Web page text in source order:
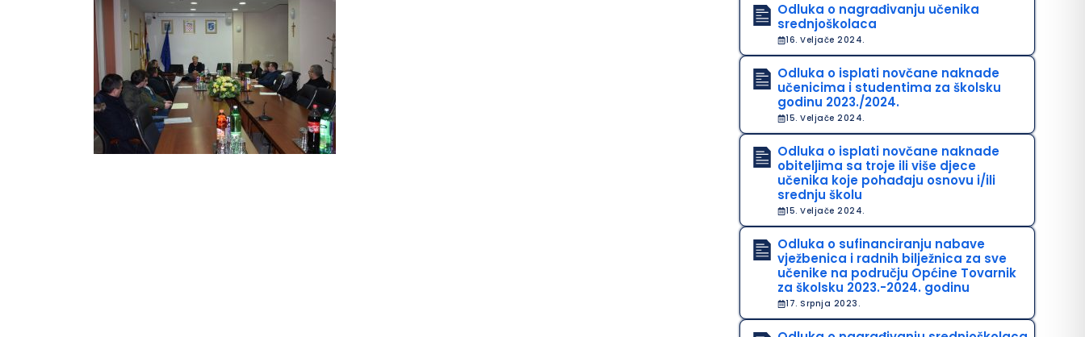
Odluka o nagrađivanju učenika
srednjoškolaca
16. Veljače 2024.
Odluka o isplati novčane naknade
učenicima i studentima za školsku
godinu 2023./2024.
15. Veljače 2024.
Odluka o isplati novčane naknade
obiteljima sa troje ili više djece
učenika koje pohađaju osnovu i/ili
srednju školu
15. Veljače 2024.
Odluka o sufinanciranju nabave
vježbenica i radnih bilježnica za sve
učenike na području Općine Tovarnik
za školsku 2023.-2024. godinu
17. Srpnja 2023.